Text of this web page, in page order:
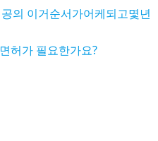
의 이거순서가어케되고몇년
허가 필요한가요?